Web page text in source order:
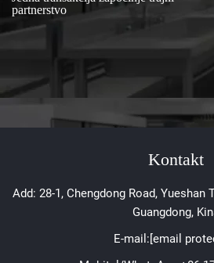
partnerstvo
Kontakt
Add: 28-1, Chengdong Road, Yueshan
Guangdong,
E-mail:[email